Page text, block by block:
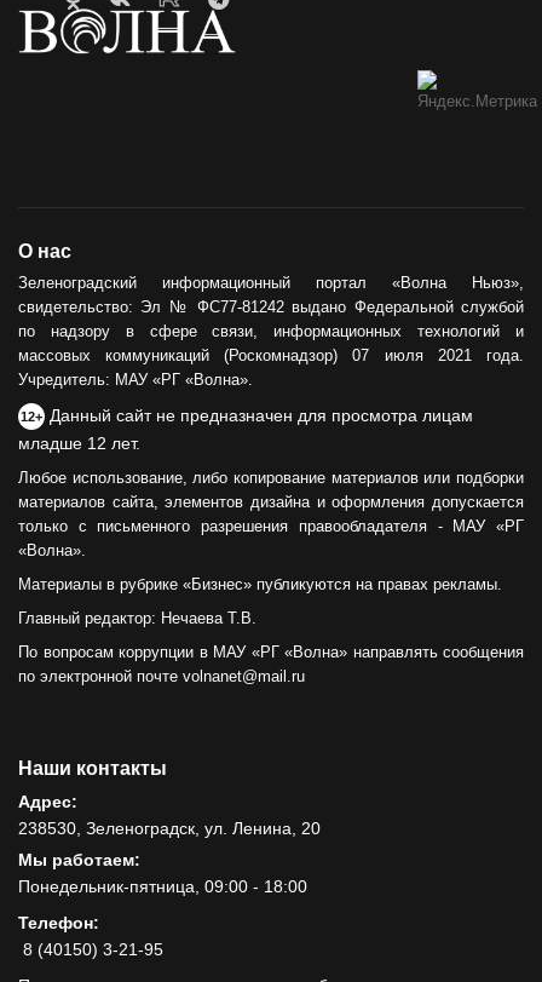
О нас
Зеленоградский информационный портал «Волна Ньюз»,
свидетельство: Эл № ФС77-81242 выдано Федеральной службой
по надзору в сфере связи, информационных технологий и
массовых коммуникаций (Роскомнадзор) 07 июля 2021 года.
Учредитель: МАУ «РГ «Волна».
12+ Данный сайт не предназначен для просмотра лицам
младше 12 лет.
Любое использование, либо копирование материалов или подборки
материалов сайта, элементов дизайна и оформления допускается
только с письменного разрешения правообладателя - МАУ «РГ
«Волна».
Материалы в рубрике «Бизнес» публикуются на правах рекламы.
Главный редактор: Нечаева Т.В.
По вопросам коррупции в МАУ «РГ «Волна» направлять сообщения
по электронной почте volnanet@mail.ru
Наши контакты
Адрес:
238530, Зеленоградск, ул. Ленина, 20
Мы работаем:
Понедельник-пятница, 09:00 - 18:00
Телефон:
8 (40150) 3-21-95